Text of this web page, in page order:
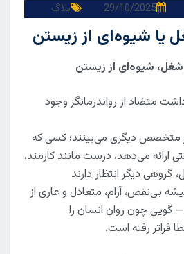
29/10/2025 بلاگ
یا شیوه‌ای از زیستن
شغل، شیوه‌ای از زیستن
متضاد از رواندرمانگر وجود
متخصص دیگری می‌بینند؛ کسی که
ارائه می‌دهد، درست مانند کارمند،
گروهی دیگر انتظار دارند
بی‌نقص، آرام، متعادل و عاری از
گویی چون روان انسان را
فراتر رفته است.